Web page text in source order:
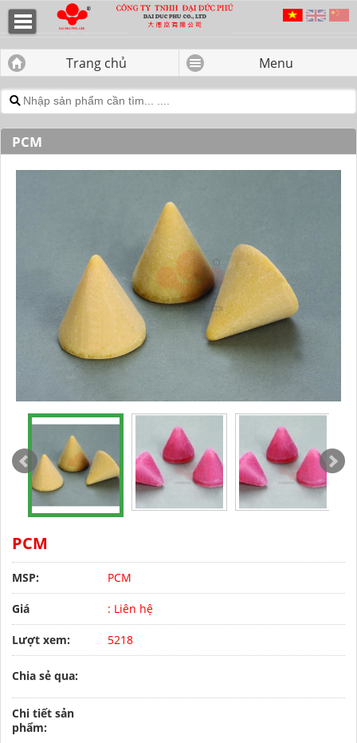
PCM - CÔNG TY TNHH ĐẠI ĐỨC
PHÚ
Trang chủ Menu
PCM
PCM
MSP: PCM
Giá : Liên hệ
Lượt xem: 5218
Chia sẻ qua:
Chi tiết sản
phẩm: